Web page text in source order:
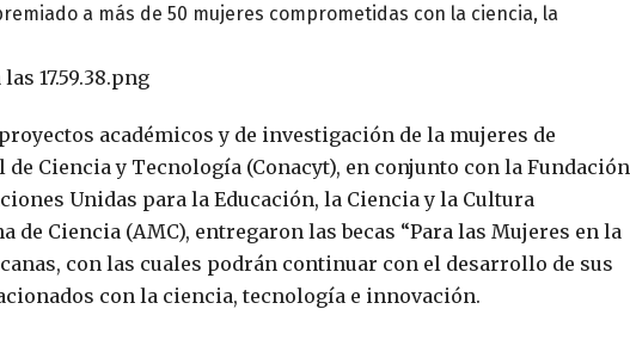
a más de 50 mujeres comprometidas con la ciencia, la
académicos y de investigación de la mujeres de
Ciencia y Tecnología (Conacyt), en conjunto con la Fundación
Unidas para la Educación, la Ciencia y la Cultura
de Ciencia (AMC), entregaron las becas “Para las Mujeres en la
con las cuales podrán continuar con el desarrollo de sus
con la ciencia, tecnología e innovación.